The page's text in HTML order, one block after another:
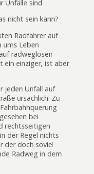
Unfälle sind .
nicht sein kann?
Radfahrer auf
ums Leben
radweglosen
ein einziger, ist aber
jeden Unfall auf
ursächlich. Zu
bei
rechtsseitigen
der Regel nichts
der doch soviel
Radweg in dem